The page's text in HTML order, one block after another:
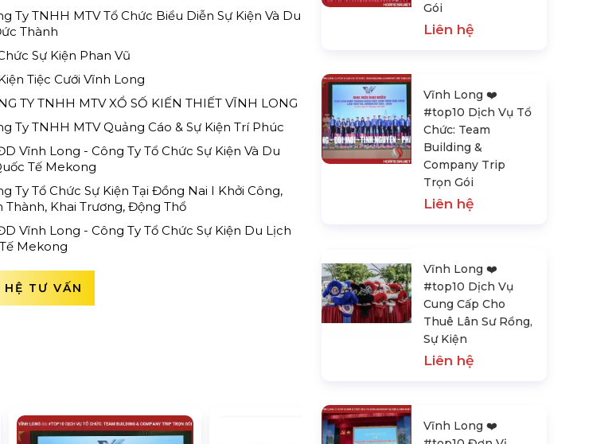
Ty TNHH MTV Tổ Chức Biểu Diễn Sự Kiện Và Du
Thành
Sự Kiện Phan Vũ
Tiệc Cưới Vĩnh Long
TY TNHH MTV XỔ SỐ KIẾN THIẾT VĨNH LONG
Ty TNHH MTV Quảng Cáo & Sự Kiện Trí Phúc
Vĩnh Long - Công Ty Tổ Chức Sự Kiện Và Du
Tế Mekong
Ty Tổ Chức Sự Kiện Tại Đồng Nai I Khởi Công,
Thành, Khai Trương, Động Thổ
Vĩnh Long - Công Ty Tổ Chức Sự Kiện Du Lịch
Mekong
HỆ TƯ VẤN
Gói
Liên hệ
Vĩnh Long ❤️️
#top10 Dịch Vụ Tổ
Chức: Team
Building &
Company Trip
Trọn Gói
Liên hệ
Vĩnh Long ❤️️
#top10 Dịch Vụ
Cung Cấp Cho
Thuê Lân Sư Rồng,
Sự Kiện
Liên hệ
Vĩnh Long ❤️️